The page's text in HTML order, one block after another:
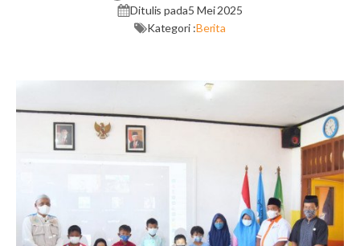
Ditulis pada5 Mei 2025
Kategori :Berita